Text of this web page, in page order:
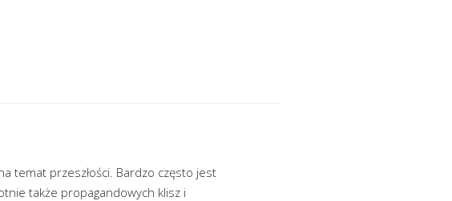
temat przeszłości. Bardzo często jest
także propagandowych klisz i